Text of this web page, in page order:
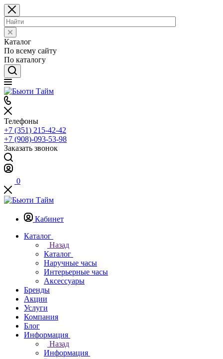
Каталог
По всему сайту
По каталогу
Телефоны
+7 (351) 215-42-42
+7 (908)-093-53-98
Заказать звонок
0
Кабинет
Каталог
Назад
Каталог
Наручные часы
Интерьерные часы
Аксессуары
Бренды
Акции
Услуги
Компания
Блог
Информация
Назад
Информация